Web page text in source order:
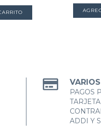
PAGOS
ADDI Y